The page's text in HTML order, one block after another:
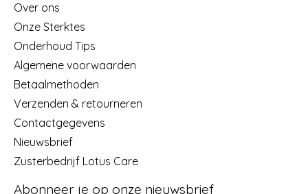
Over ons
Onze Sterktes
Onderhoud Tips
Algemene voorwaarden
Betaalmethoden
Verzenden & retourneren
Contactgegevens
Nieuwsbrief
Zusterbedrijf Lotus Care
Abonneer je op onze nieuwsbrief